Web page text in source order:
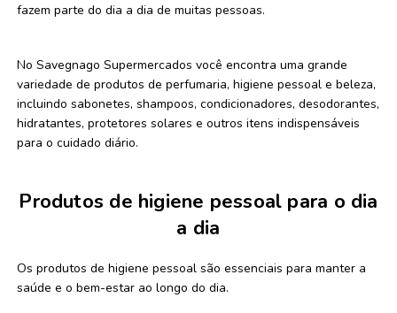
fazem parte do dia a dia de muitas pessoas.
No Savegnago Supermercados você encontra uma grande
variedade de produtos de perfumaria, higiene pessoal e beleza,
incluindo sabonetes, shampoos, condicionadores, desodorantes,
hidratantes, protetores solares e outros itens indispensáveis
para o cuidado diário.
Produtos de higiene pessoal para o dia
a dia
Os produtos de higiene pessoal são essenciais para manter a
saúde e o bem-estar ao longo do dia.